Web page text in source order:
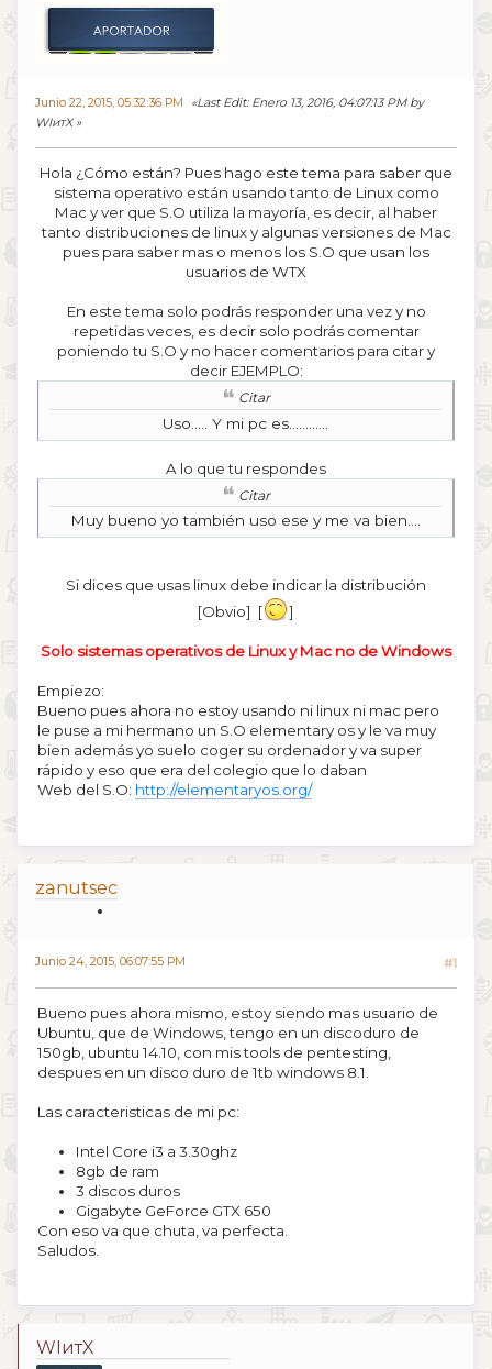
Junio 22, 2015, 05:32:36 PM Last Edit: Enero 13, 2016, 04:07:13 PM by
WIитX
Hola ¿Cómo están? Pues hago este tema para saber que
sistema operativo están usando tanto de Linux como
Mac y ver que S.O utiliza la mayoría, es decir, al haber
tanto distribuciones de linux y algunas versiones de Mac
pues para saber mas o menos los S.O que usan los
usuarios de WTX
En este tema solo podrás responder una vez y no
repetidas veces, es decir solo podrás comentar
poniendo tu S.O y no hacer comentarios para citar y
decir EJEMPLO:
Citar
Uso..... Y mi pc es............
A lo que tu respondes
Citar
Muy bueno yo también uso ese y me va bien....
Si dices que usas linux debe indicar la distribución
[Obvio] [
]
Solo sistemas operativos de Linux y Mac no de Windows
Empiezo:
Bueno pues ahora no estoy usando ni linux ni mac pero
le puse a mi hermano un S.O elementary os y le va muy
bien además yo suelo coger su ordenador y va super
rápido y eso que era del colegio que lo daban
Web del S.O: http://elementaryos.org/
zanutsec
Junio 24, 2015, 06:07:55 PM #1
Bueno pues ahora mismo, estoy siendo mas usuario de
Ubuntu, que de Windows, tengo en un discoduro de
150gb, ubuntu 14.10, con mis tools de pentesting,
despues en un disco duro de 1tb windows 8.1.
Las caracteristicas de mi pc:
Intel Core i3 a 3.30ghz
8gb de ram
3 discos duros
Gigabyte GeForce GTX 650
Con eso va que chuta, va perfecta.
Saludos.
WIитX